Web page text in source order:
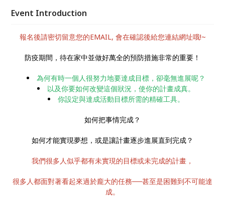
Event Introduction
報名後請密切留意您的EMAIL, 會在確認後給您連結網址哦!~
防疫期間，待在家中並做好萬全的預防措施非常的重要！
為何有時一個人很努力地要達成目標，卻毫無進展呢？
以及你要如何改變這個狀況，使你的計畫成真。
你設定與達成活動目標所需的精確工具。
如何把事情完成？
如何才能實現夢想，或是讓計畫逐步進展直到完成？
我們很多人似乎都有未實現的目標或未完成的計畫，
很多人都面對著看起來過於龐大的任務──甚至是困難到不可能達
成。